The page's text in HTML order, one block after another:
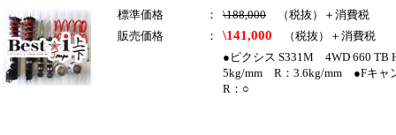
標準価格 ： \188,000 （税抜）＋消費税
販売価格
： \141,000 （税抜）＋消費税
●ピクシス S331M 4WD 660
5kg/mm R：3.6kg/mm ●Fキ
R：○